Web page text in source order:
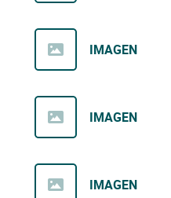
IMAGEN
IMAGEN
IMAGEN